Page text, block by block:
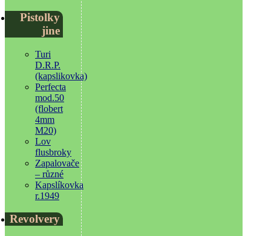
Pistolky
jine
Turi
D.R.P.
(kapslikovka)
Perfecta
mod.50
(flobert
4mm
M20)
Lov
flusbroky
Zapalovače
– různé
Kapslíkovka
r.1949
Revolvery